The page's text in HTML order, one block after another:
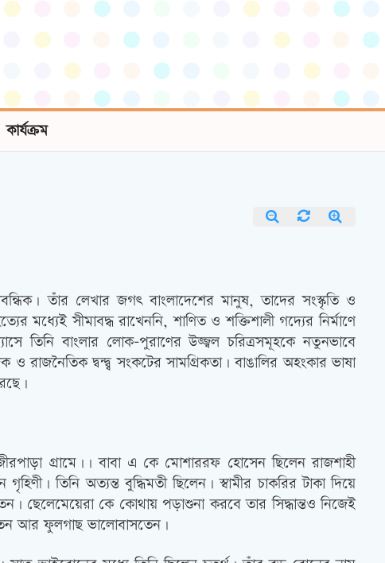
কার্যক্রম
তাঁর লেখার জগত্‍ বাংলাদেশের মানুষ, তাদের সংস্কৃতি ও
মধ্যেই সীমাবদ্ধ রাখেননি, শাণিত ও শক্তিশালী গদ্যের নির্মাণে
তিনি বাংলার লোক-পুরাণের উজ্জ্বল চরিত্রসমূহকে নতুনভাবে
দ্বন্দ্ব্ব সংকটের সামগ্রিকতা। বাঙালির অহংকার ভাষা
গ্রামে।। বাবা এ কে মোশাররফ হোসেন ছিলেন রাজশাহী
তিনি অত্যন্ত বুদ্ধিমতী ছিলেন। স্বামীর চাকরির টাকা দিয়ে
ছেলেমেয়েরা কে কোথায় পড়াশুনা করবে তার সিদ্ধান্তও নিজেই
আর ফুলগাছ ভালোবাসতেন।